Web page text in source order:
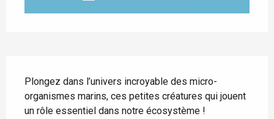
Plongez dans l’univers incroyable des micro-
organismes marins, ces petites créatures qui jouent
un rôle essentiel dans notre écosystème !